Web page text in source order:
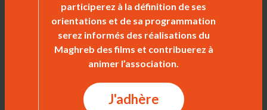
participerez à la définition de ses
orientations et de sa programmation
serez informés des réalisations du
Maghreb des films et contribuerez à
animer l’association.
J'adhère